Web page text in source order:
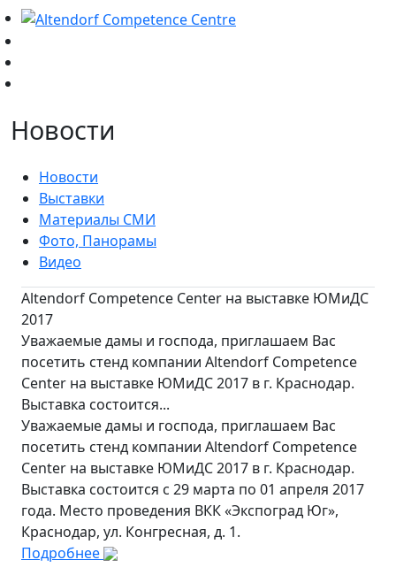
Новости
Новости
Выставки
Материалы СМИ
Фото, Панорамы
Видео
Altendorf Competence Center на выставке ЮМиДС
2017
Уважаемые дамы и господа, приглашаем Вас
посетить стенд компании Altendorf Competence
Center на выставке ЮМиДС 2017 в г. Краснодар.
Выставка состоится...
Уважаемые дамы и господа, приглашаем Вас
посетить стенд компании Altendorf Competence
Center на выставке ЮМиДС 2017 в г. Краснодар.
Выставка состоится с 29 марта по 01 апреля 2017
года. Место проведения ВКК «Экспоград Юг»,
Краснодар, ул. Конгресная, д. 1.
Подробнее